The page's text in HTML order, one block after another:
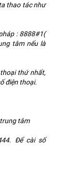
thao tác như
: 8888#1(
tâm nếu là
thứ nhất,
điện thoại.
tâm
Để cài số